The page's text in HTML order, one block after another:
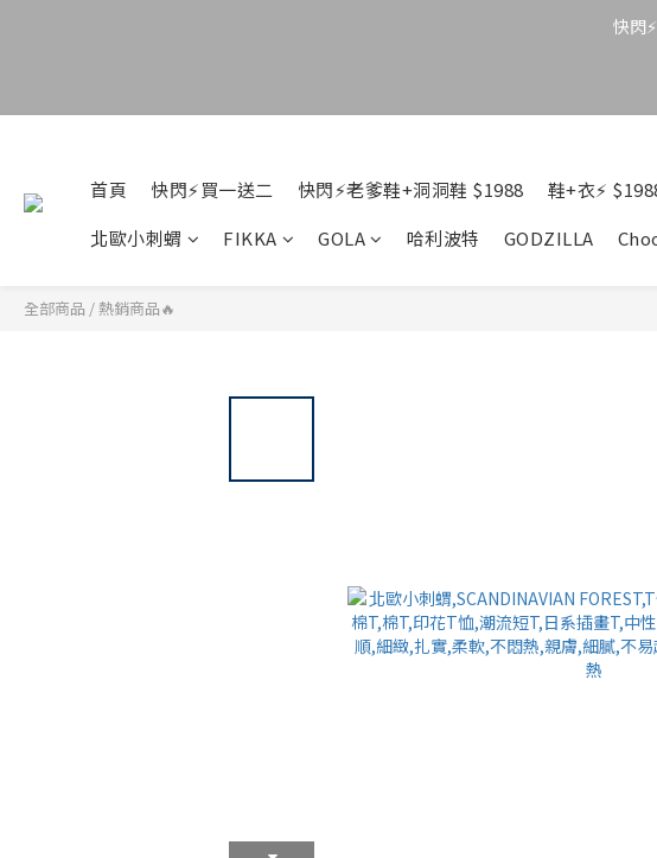
快閃
首頁 快閃⚡買一送二 快閃⚡老爹鞋+洞洞鞋 $1988 鞋+衣⚡
北歐小刺蝟
FIKKA GOLA 哈利波特 GODZILLA
全部商品 /熱銷商品🔥